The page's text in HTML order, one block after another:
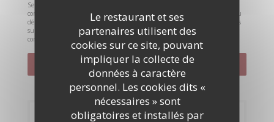
Le restaurant et ses
partenaires utilisent des
cookies sur ce site, pouvant
impliquer la collecte de
données à caractère
personnel. Les cookies dits «
nécessaires » sont
obligatoires et installés par
Selon l'article L.223-2 du code de la consommation, il est rappelé que le
consommateur peut user de son droit à s'inscrire sur la liste d'opposition au
démarchage téléphonique Bloctel : bloctel.gouv.fr . Pour plus d'informations
sur le traitement de vos données, consultez notrepolitique de
confidentialité
Réservation